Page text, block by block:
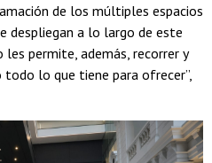
de los múltiples espacios
despliegan a lo largo de este
permite, además, recorrer y
lo que tiene para ofrecer”,